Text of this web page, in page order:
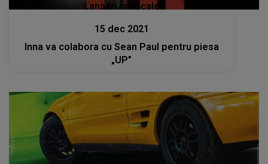
Lansări muzicale
15 dec 2021
Inna va colabora cu Sean Paul pentru piesa
„UP”